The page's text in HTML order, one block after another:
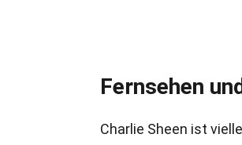
Fernsehen
Charlie Sheen ist